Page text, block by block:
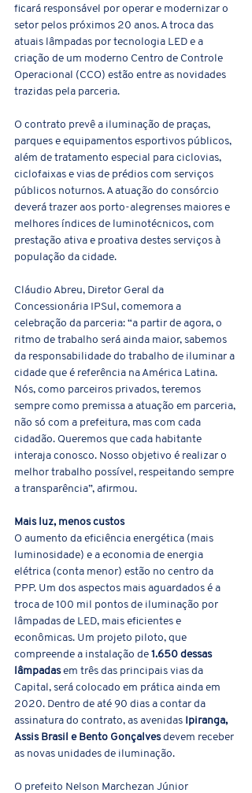
ficará responsável por operar e modernizar o
setor pelos próximos 20 anos. A troca das
atuais lâmpadas por tecnologia LED e a
criação de um moderno Centro de Controle
Operacional (CCO) estão entre as novidades
trazidas pela parceria.
O contrato prevê a iluminação de praças,
parques e equipamentos esportivos públicos,
além de tratamento especial para ciclovias,
ciclofaixas e vias de prédios com serviços
públicos noturnos. A atuação do consórcio
deverá trazer aos porto-alegrenses maiores e
melhores índices de luminotécnicos, com
prestação ativa e proativa destes serviços à
população da cidade.
Cláudio Abreu, Diretor Geral da
Concessionária IPSul, comemora a
celebração da parceria: “a partir de agora, o
ritmo de trabalho será ainda maior, sabemos
da responsabilidade do trabalho de iluminar a
cidade que é referência na América Latina.
Nós, como parceiros privados, teremos
sempre como premissa a atuação em parceria,
não só com a prefeitura, mas com cada
cidadão. Queremos que cada habitante
interaja conosco. Nosso objetivo é realizar o
melhor trabalho possível, respeitando sempre
a transparência”, afirmou.
Mais luz, menos custos
O aumento da eficiência energética (mais
luminosidade) e a economia de energia
elétrica (conta menor) estão no centro da
PPP. Um dos aspectos mais aguardados é a
troca de 100 mil pontos de iluminação por
lâmpadas de LED, mais eficientes e
econômicas. Um projeto piloto, que
compreende a instalação de 1.650 dessas
lâmpadas em três das principais vias da
Capital, será colocado em prática ainda em
2020. Dentro de até 90 dias a contar da
assinatura do contrato, as avenidas Ipiranga,
Assis Brasil e Bento Gonçalves devem receber
as novas unidades de iluminação.
O prefeito Nelson Marchezan Júnior